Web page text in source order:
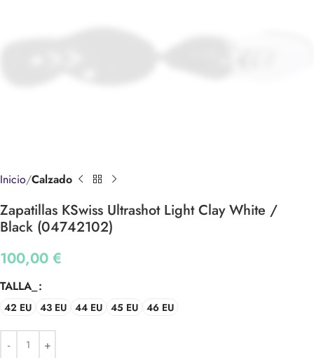
Inicio Calzado
Zapatillas KSwiss Ultrashot Light Clay White /
Black (04742102)
100,00 €
TALLA_
42 EU 43 EU 44 EU 45 EU 46 EU